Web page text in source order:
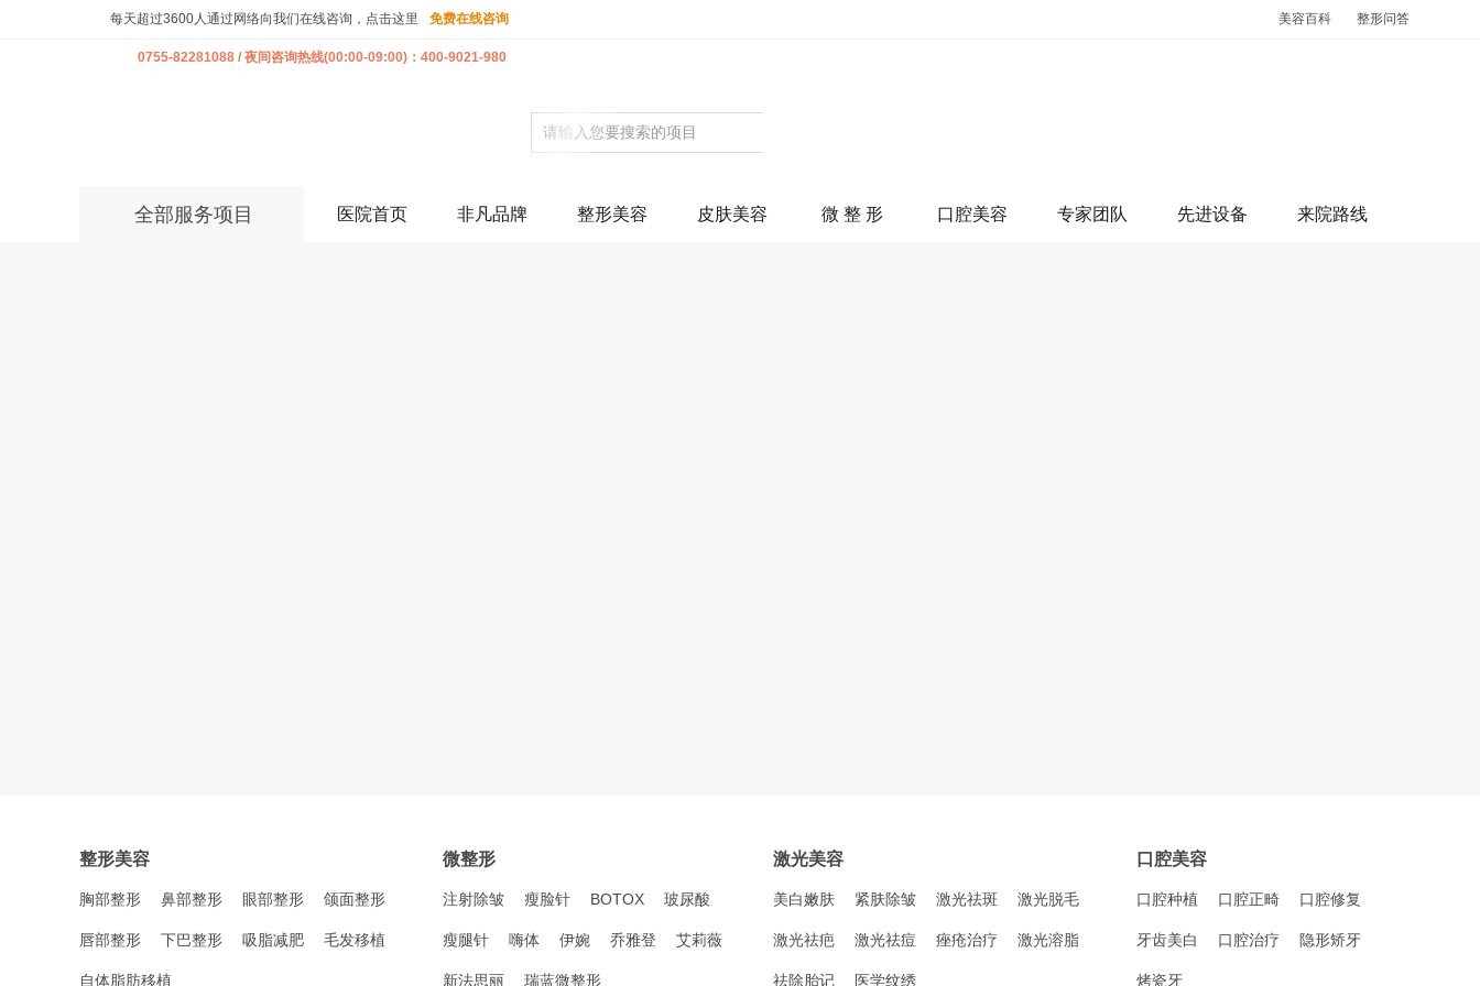
每天超过3600人通过网络向我们在线咨询，点击这里 免费在线咨询
0755-82281088 / 夜间咨询热线(00:00-09:00)：400-9021-980
美容百科 整形问答
全部服务项目 医院首页 非凡品牌 整形美容 皮肤美容 微 整 形 口腔美容 专家团队 先进设备 来院路线
整形美容
胸部整形 鼻部整形 眼部整形 颌面整形
唇部整形 下巴整形 吸脂减肥 毛发移植
自体脂肪移植
微整形
注射除皱 瘦脸针 BOTOX 玻尿酸
瘦腿针 嗨体 伊婉 乔雅登 艾莉薇
新法思丽 瑞蓝微整形
激光美容
美白嫩肤 紧肤除皱 激光祛斑 激光脱毛
激光祛疤 激光祛痘 痤疮治疗 激光溶脂
祛除胎记 医学纹绣
口腔美容
口腔种植 口腔正畸 口腔修复
牙齿美白 口腔治疗 隐形矫牙
烤瓷牙